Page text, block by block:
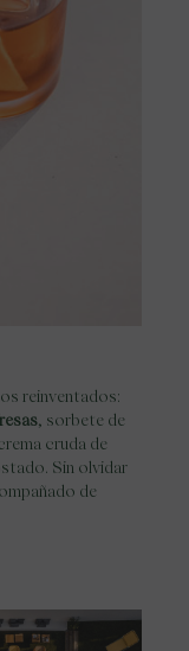
reinventados:
, sorbete de
cruda de
Sin olvidar
de